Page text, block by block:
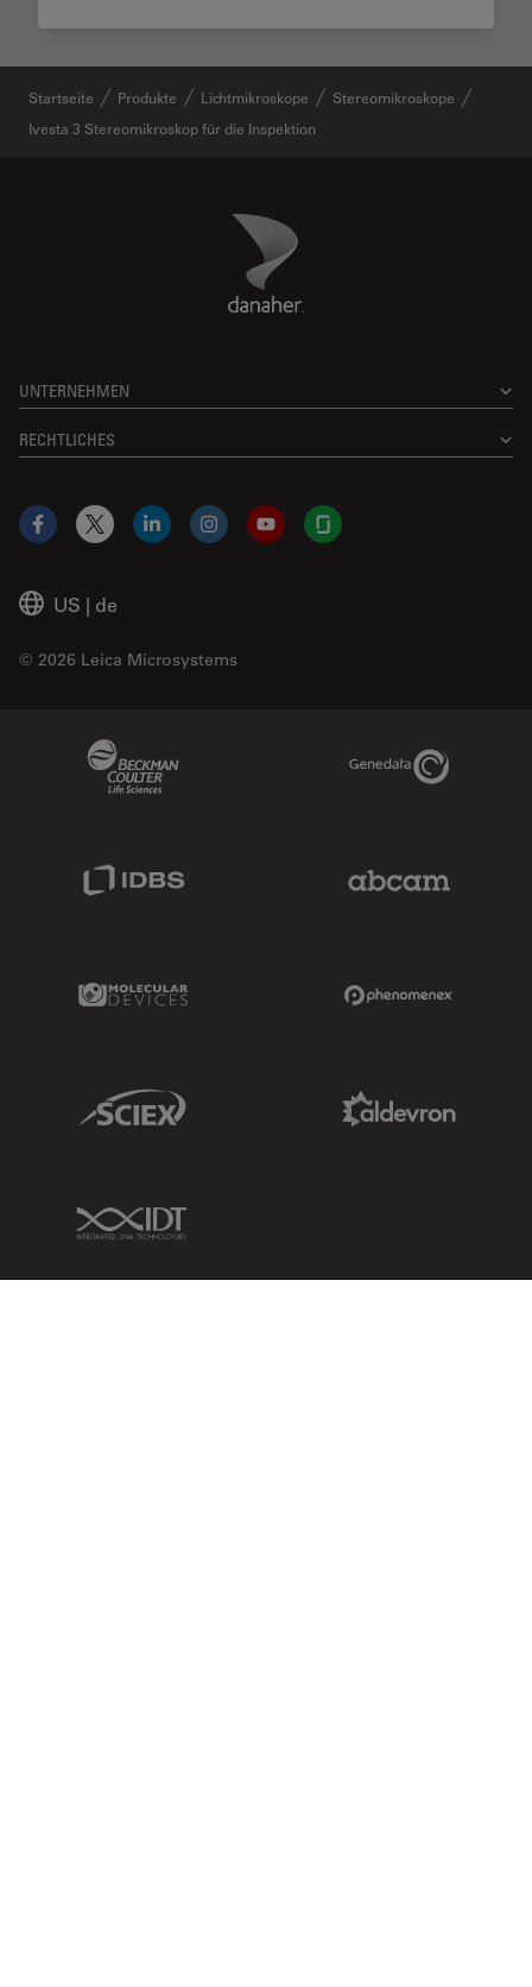
Startseite Produkte Lichtmikroskope
Stereomikroskope
Ivesta 3 Stereomikroskop für die Inspektion
Danaher Logo
UNTERNEHMEN
RECHTLICHES
US | de
© 2026 Leica Microsystems
Facebook
X LinkedInInstagramYouTubeGlassdoor
Genedata Link
Molecular Devices Link
Sciex Link
IDT Link